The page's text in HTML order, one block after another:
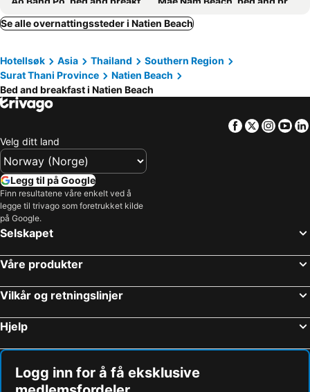
Ban Thong Nai Pan, bed and breakfasts
Lipa Noi, bed and breakfasts
Se alle overnattingssteder i Natien Beach
Hotellsøk Asia Thailand
Southern Region
Surat Thani Province
Natien Beach
Bed and breakfast i Natien Beach
Facebook
Twitter
Velg ditt land
Legg til på Google
Finn resultatene våre enkelt ved å
legge til trivago som foretrukket kilde
på Google.
Selskapet
Våre produkter
Vilkår og retningslinjer
Hjelp
Logg inn for å få eksklusive